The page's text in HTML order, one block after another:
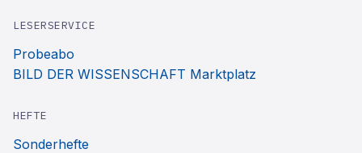
LESERSERVICE
Probeabo
BILD DER WISSENSCHAFT Marktplatz
HEFTE
Sonderhefte